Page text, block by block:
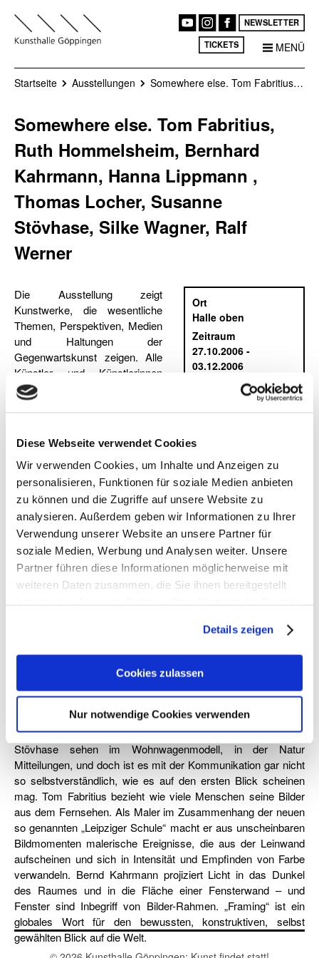
Diese Webseite verwendet Cookies
Wir verwenden Cookies, um Inhalte und Anzeigen zu
personalisieren, Funktionen für soziale Medien anbieten
zu können und die Zugriffe auf unsere Website zu
analysieren. Außerdem geben wir Informationen zu Ihrer
Verwendung unserer Website an unsere Partner für
soziale Medien, Werbung und Analysen weiter. Unsere
Partner führen diese Informationen möglicherweise mit
weiteren Daten zusammen, die Sie ihnen bereitgestellt
Cookies, wenn Sie unsere Webseite weiterhin nutzen.
Details zeigen
Cookies zulassen
Nur notwendige Cookies verwenden
NEWSLETTER
TICKETS MENÜ
Startseite Ausstellungen Somewhere else. Tom Fabritius, Ruth Hommelsheim, Bernhard Kahrmann, Hanna Lippmann , Thomas Locher, Susanne Stövhase, Silke Wagner, Ralf Werner
Somewhere else. Tom Fabritius,
Ruth Hommelsheim, Bernhard
Kahrmann, Hanna Lippmann ,
Thomas Locher, Susanne
Stövhase, Silke Wagner, Ralf
Werner
Ort
Halle oben
Zeitraum
27.10.2006 -
03.12.2006
Die Ausstellung zeigt
Kunstwerke, die wesentliche
Themen, Perspektiven, Medien
und Haltungen der
Gegenwartskunst zeigen. Alle
Künstler und Künstlerinnen
arbeiten „gegenständlich“, aber
nicht allein der Gegenstand an
Zusammenhang und seinen Sinn hat.
Durch das Bild blickt eine Künstlerpersönlichkeit, mit ganz
persönlichen Themen, Erinnerungen, gefundenen Bildern und
bildnerischen Erfindungen. Jedes Kunstwerk ist auch eine
Beteiligung an der Diskussion mit Bildern, was Kunst ist und
vor allem, was Kunst kann: Erkennen auslösen –
Wiedererkennen und Neuentdecken, Vorstellungen
provozieren, die ohne das Bild nicht möglich wären, und mal
wieder Fragen auslösen, die einen vielleicht weiter bringen.
Thomas Locher und Silke Wagner sind zwei Künstler, die
mit Kunst zu tun hat und mit ihnen selbst, demonstrieren sie
auf eindrückliche Weise. Hanna Lippmann, Schauspielerin und
bildende Künstlerin, experimentiert mit der eigenen und ihr
nahe stehenden Personen, wie Bilder Konstruktionen sind –
„endlich blond!“
Ruth Hommelsheim portraitiert ihren Vater, der Wissen und
Denken als Sammeln begriffen und in der Ordnung
vielsagende Bilder hinterlassen hat. Die Bilder von Susanne
Stövhase sehen im Wohnwagenmodell, in der Natur
Mitteilungen, und doch ist es mit der Kommunikation gar nicht
so selbstverständlich, wie es auf den ersten Blick scheinen
mag. Tom Fabritius bezieht wie viele Menschen seine Bilder
aus dem Fernsehen. Als Maler im Zusammenhang der neuen
so genannten „Leipziger Schule“ macht er aus unscheinbaren
Bildmomenten malerische Ereignisse, die aus der Leinwand
aufscheinen und sich in Intensität und Empfinden von Farbe
verwandeln. Bernd Kahrmann projiziert Licht in das Dunkel
des Raumes und in die Fläche einer Fensterwand – und
Fenster sind Inbegriff von Bilder-Rahmen. „Framing“ ist ein
globales Wort für den bewussten, konstruktiven, selbst
gewählten Blick auf die Welt.